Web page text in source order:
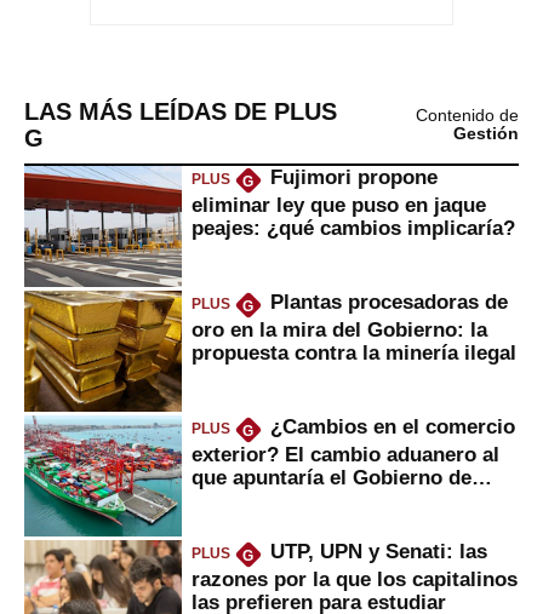
LAS MÁS LEÍDAS DE PLUS
G
Contenido de
Gestión
PLUS G
Fujimori propone
eliminar ley que puso en jaque
peajes: ¿qué cambios implicaría?
PLUS G
Plantas procesadoras de
oro en la mira del Gobierno: la
propuesta contra la minería ilegal
PLUS G
¿Cambios en el comercio
exterior? El cambio aduanero al
que apuntaría el Gobierno de
PLUS G
UTP, UPN y Senati: las
razones por la que los capitalinos
las prefieren para estudiar